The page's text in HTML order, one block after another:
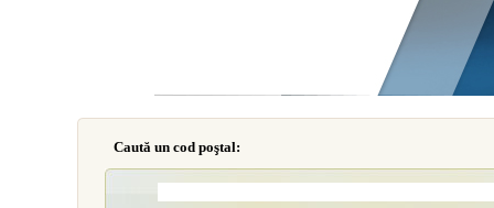
Caută un cod poştal: